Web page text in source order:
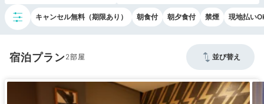
キャンセル無料（期限あり） 朝食付 朝夕食付 禁煙 現地払い
宿泊プラン2 並び替え